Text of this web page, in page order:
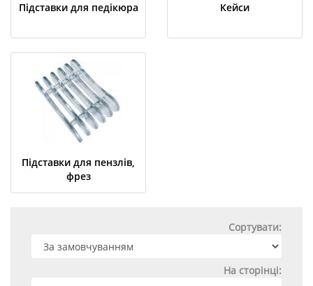
Підставки для педікюра Кейси
Підставки для пензлів,
фрез
Сортувати:
На сторінці: